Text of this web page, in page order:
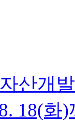
산개
18(화